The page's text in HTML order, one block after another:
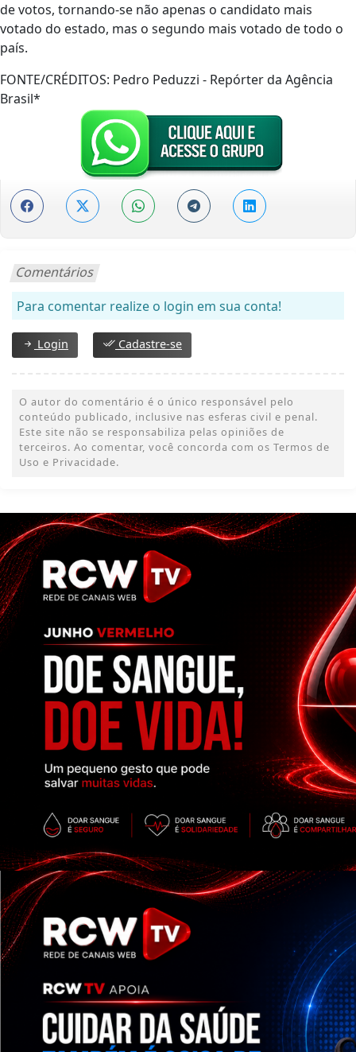
de votos, tornando-se não apenas o candidato mais
votado do estado, mas o segundo mais votado de todo o
país.
FONTE/CRÉDITOS: Pedro Peduzzi - Repórter da Agência
Brasil*
Comentários
Para comentar realize o login em sua conta!
Login Cadastre-se
O autor do comentário é o único responsável pelo
conteúdo publicado, inclusive nas esferas civil e penal.
Este site não se responsabiliza pelas opiniões de
terceiros. Ao comentar, você concorda com os Termos de
Uso e Privacidade.